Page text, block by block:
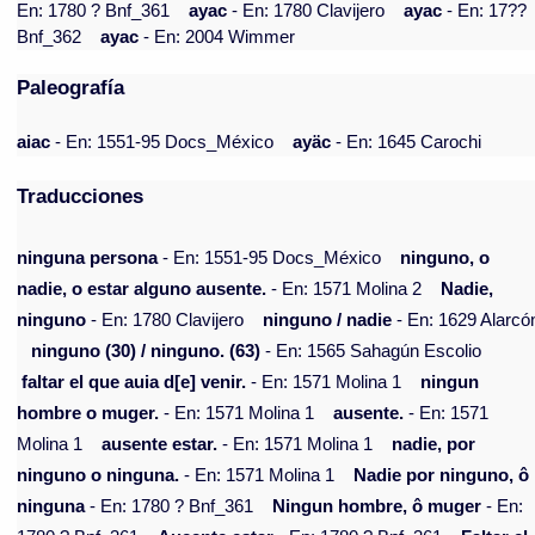
En: 1780 ? Bnf_361
ayac- En: 1780 Clavijero ayac- En: 17??
Bnf_362
ayac- En: 2004 Wimmer
Paleografía
aiac - En: 1551-95 Docs_México ayäc - En: 1645 Carochi
Traducciones
ninguna persona- En: 1551-95 Docs_México
ninguno, o
nadie, o estar alguno ausente. - En: 1571 Molina 2
Nadie,
ninguno - En: 1780 Clavijero ninguno / nadie - En: 1629
ninguno (30) / ninguno. (63) - En: 1565 Sahagún Escolio
faltar el que auia d[e] venir. - En: 1571 Molina 1
ningun
hombre o muger. - En: 1571 Molina 1 ausente. - En: 1571
Molina 1
ausente estar. - En: 1571 Molina 1
nadie, por
ninguno o ninguna. - En: 1571 Molina 1
Nadie por ninguno, ô
ninguna- En: 1780 ? Bnf_361 Ningun hombre, ô muger - En: